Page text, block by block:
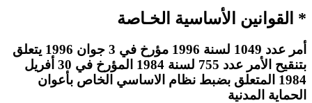
* القوانين الأساسية الخـاصة
أمر عدد 1049 لسنة 1996 مؤرخ في 3 جوان 1996 يتعلق
بتنقيح الأمر عدد 755 لسنة 1984 المؤرخ في 30 أفريل
1984 المتعلق بضبط نظام الاساسي الخاص بأعوان
الحماية المدنية